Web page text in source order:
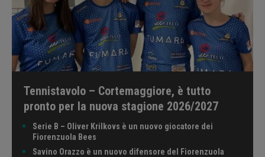
Tennistavolo – Cortemaggiore, è tutto
pronto per la nuova stagione 2026/2027
Serie B – Oliver Krilkovs è un nuovo giocatore dei
Fiorenzuola Bees
Savino Orazzo è un nuovo difensore del Fiorenzuola